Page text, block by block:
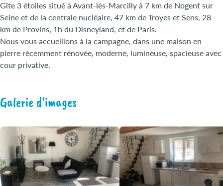
Gîte 3 étoiles situé à Avant-lès-Marcilly à 7 km de Nogent sur
Seine et de la centrale nucléaire, 47 km de Troyes et Sens, 28
km de Provins, 1h du Disneyland, et de Paris.
Nous vous accueillons à la campagne, dans une maison en
pierre récemment rénovée, moderne, lumineuse, spacieuse avec
cour privative.
Galerie d'images